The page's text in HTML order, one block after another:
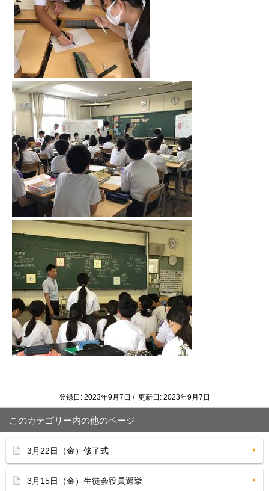
登録日: 2023年9月7日 / 更新日: 2023年9月7日
このカテゴリー内の他のページ
3月22日（金）修了式
3月15日（金）生徒会役員選挙